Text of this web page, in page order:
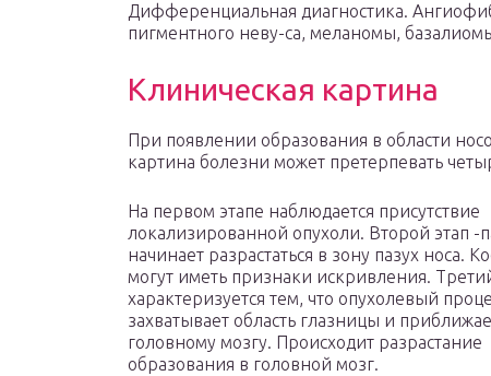
Дифференциальная диагностика.
пигментного неву-са, меланомы,
Клиническая картина
При появлении образования в области
картина болезни может претерпевать
На первом этапе наблюдается присутствие
локализированной опухоли. Второй этап -
начинает разрастаться в зону пазух носа.
могут иметь признаки искривления.
характеризуется тем, что опухолевый
захватывает область глазницы и
головному мозгу. Происходит разрастание
образования в головной мозг.